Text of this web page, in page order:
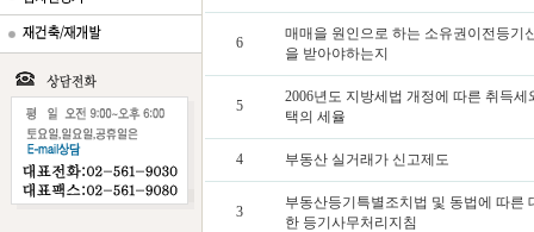
6
매매을 원인으로 하는 소유권이전등기
을 받아야하는지
5
2006년도 지방세법 개정에 따른 취득
택의 세율
4 부동산 실거래가 신고제도
3
부동산등기특별조치법 및 동법에 따른
한 등기사무처리지침